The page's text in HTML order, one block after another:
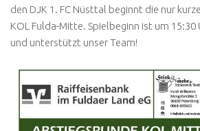
den DJK 1. FC Nüsttal beginnt die nur
KOL Fulda-Mitte. Spielbeginn ist um
und unterstützt unser Team!